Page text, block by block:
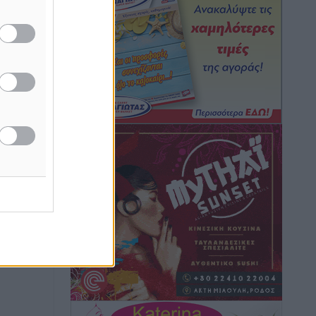
Τουρνάς για φωτιές: «Κανένα
περιθώριο εφησυχασμού» – Σε πλήρη
ετοιμότητα ο μηχανισμός
πριν 5 ώρες
Καιρός: Επιμένουν οι υψηλές
θερμοκρασίες – Ισχυρά μελτέμια έως 9
μποφόρ, σε «Red Code» 6 περιοχές
Τοπικές Ειδήσεις πριν 6 ώρες
Τα φοιτητικά ενοίκια «τινάζουν στον
αέρα» τους οικογενειακούς
προϋπολογισμούς
• πριν 6 ώρες
Δύο νέοι ξενώνες παραδόθηκαν στις
Ένοπλες Δυνάμεις στη νήσο Ρω